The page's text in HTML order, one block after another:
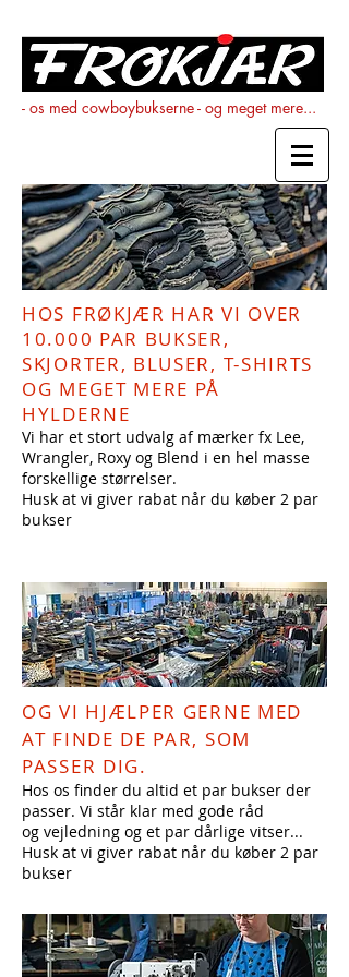
- os med cowboybukserne - og meget mere...
HOS FRØKJÆR HAR VI OVER
10.000 PAR BUKSER,
SKJORTER, BLUSER, T-SHIRTS
OG MEGET MERE PÅ
HYLDERNE
Vi har et stort udvalg af mærker fx Lee,
Wrangler, Roxy og Blend i en hel masse
forskellige størrelser.
Husk at vi giver rabat når du køber 2 par
bukser
OG VI HJÆLPER GERNE MED
AT FINDE DE PAR, SOM
PASSER DIG.
Hos os finder du altid et par bukser der
passer. Vi står klar med gode råd
og vejledning og et par dårlige vitser...
Husk at vi giver rabat når du køber 2 par
bukser